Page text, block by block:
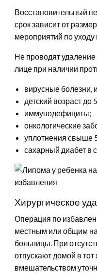
Восстановительный
срок зависит от
мероприятий по уходу
Не проводят
лице при наличии
вирусные болезни,
детский возраст до
иммунодефициты;
онкологические
уплотнения свыше
сахарный диабет в
Хирургическое
Операция по
местным или общим
больницы. При
отпускают домой в
вмешательством